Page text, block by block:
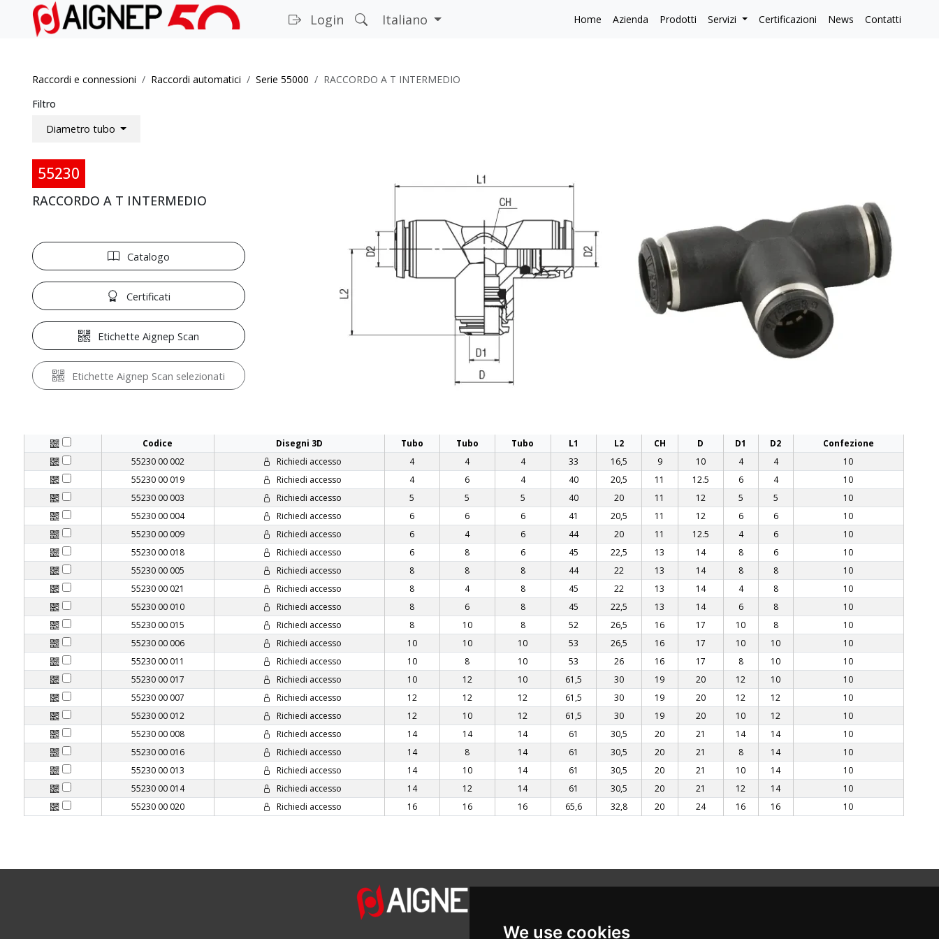
We use cookies
Login Italiano Home Azienda Prodotti Servizi Certificazioni News Contatti
Raccordi e connessioni Raccordi automatici Serie 55000
RACCORDO A T INTERMEDIO
Filtro
Diametro tubo
55230
RACCORDO A T INTERMEDIO
Catalogo
Certificati
Etichette Aignep Scan
Etichette Aignep Scan selezionati
Codice Disegni 3D Tubo Tubo Tubo L1 L2 CH D D1 D2
Confezione
55230 00 002
Richiedi accesso 4 4 4 33 16,5 9 10 4 4
10
55230 00 019
Richiedi accesso 4 6 4 40 20,5 11 12.5 6 4
10
55230 00 003
Richiedi accesso 5 5 5 40 20 11 12 5 5
10
55230 00 004
Richiedi accesso 6 6 6 41 20,5 11 12 6 6
10
55230 00 009
Richiedi accesso 6 4 6 44 20 11 12.5 4 6
10
55230 00 018
Richiedi accesso 6 8 6 45 22,5 13 14 8 6
10
55230 00 005
Richiedi accesso 8 8 8 44 22 13 14 8 8
10
55230 00 021
Richiedi accesso 8 4 8 45 22 13 14 4 8
10
55230 00 010
Richiedi accesso 8 6 8 45 22,5 13 14 6 8
10
55230 00 015
Richiedi accesso 8 10 8 52 26,5 16 17 10 8
10
55230 00 006
Richiedi accesso 10 10 10 53 26,5 16 17 10 10
10
55230 00 011
Richiedi accesso 10 8 10 53 26 16 17 8 10
10
55230 00 017
Richiedi accesso 10 12 10 61,5 30 19 20 12 10
10
55230 00 007
Richiedi accesso 12 12 12 61,5 30 19 20 12 12
10
55230 00 012
Richiedi accesso 12 10 12 61,5 30 19 20 10 12
10
55230 00 008
Richiedi accesso 14 14 14 61 30,5 20 21 14 14
10
55230 00 016
Richiedi accesso 14 8 14 61 30,5 20 21 8 14
10
55230 00 013
Richiedi accesso 14 10 14 61 30,5 20 21 10 14
10
55230 00 014
Richiedi accesso 14 12 14 61 30,5 20 21 12 14
10
55230 00 020
Richiedi accesso 16 16 16 65,6 32,8 20 24 16 16 10